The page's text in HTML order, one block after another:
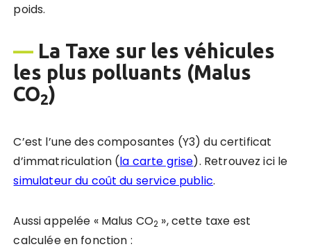
poids.
— La Taxe sur les véhicules
les plus polluants (Malus
CO2)
C’est l’une des composantes (Y3) du certificat
d’immatriculation (la carte grise). Retrouvez ici le
simulateur du coût du service public.
Aussi appelée « Malus CO2 », cette taxe est
calculée en fonction :